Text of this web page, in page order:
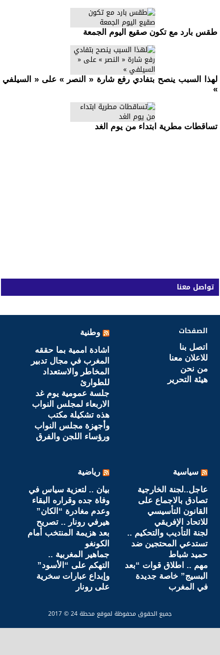
طقس بارد مع تكون صقيع اليوم الجمعة
لهذا السبب ينصح بتفادي رفع شارة « النصر » على « السيلفي
»
تساقطات مطرية ابتداء من يوم الغد
تواصل معنا
الصفحات
اتصل بنا
للاعلان معنا
من نحن
هيئة التحرير
وطنية
اشادة اممية بما حققه
المغرب في مجال تدبير
المخاطر والاستعداد
للطوارئ
جلسة عمومية يوم غد
الاربعاء لمجلس النواب
هذه تشكيلة مكتب
وأجهزة مجلس النواب
ورؤساء اللجن والفرق
سياسية
عاجل..لجنة الخارجية
تصادق بالاجماع على
القانون التأسيسي
للاتحاد الإفريقي
لجنة التأديب والتحكيم ..
تستدعي المحتجين ضد
حميد شباط
مهم .. اطلاق قوات “بعد
البسيج” خاصة جديدة
في المغرب
رياضية
بيان .. لتعزية سياس في
وفاة جده وقراره البقاء
وعدم مغادرة “الكان”
هيرفي رونار .. تصريح
بعد هزيمة المنتخب أمام
الكونغو
جماهير المغربية ..
التهكم على “الأسود”
وإبداع عبارات سخرية
على رونار
جميع الحقوق محفوظة لموقع محطة 24 © 2017